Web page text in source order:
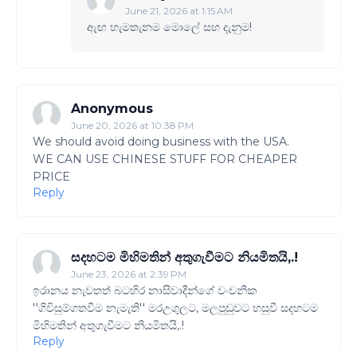
June 21, 2026 at 1:15 AM
ඇඟ හැමතැනම මොලේ සහ දැනුම!
Anonymous
June 20, 2026 at 10:38 PM
We should avoid doing business with the USA.
WE CAN USE CHINESE STUFF FOR CHEAPER
PRICE
Reply
සදහටම මිහිමතින් අතුගැවීමට නියමිතයි,.!
June 23, 2026 at 2:39 PM
ඉරානය නැවතත් බටහිර නාසිවාදීන්ගේ වංචනීක
''ගිවිසුම්ගතවීම නැමැති'' මරඋගුලට, මලපුඩුවට හසුවී සදහටම
මිහිමතින් අතුගැවීමට නියමිතයි,.!
Reply